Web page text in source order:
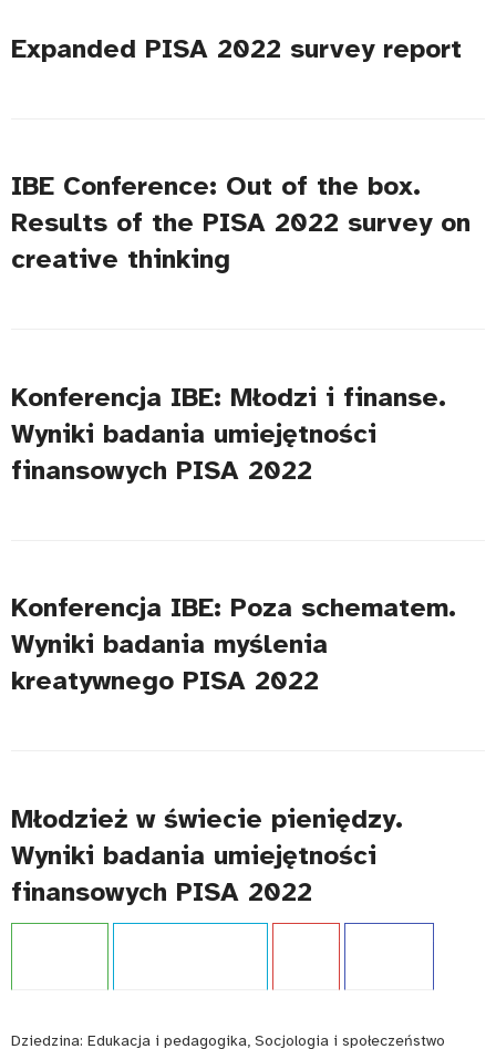
Expanded PISA 2022 survey report
IBE Conference: Out of the box.
Results of the PISA 2022 survey on
creative thinking
Konferencja IBE: Młodzi i finanse.
Wyniki badania umiejętności
finansowych PISA 2022
Konferencja IBE: Poza schematem.
Wyniki badania myślenia
kreatywnego PISA 2022
Młodzież w świecie pieniędzy.
Wyniki badania umiejętności
finansowych PISA 2022
Dziedzina: Edukacja i pedagogika, Socjologia i społeczeństwo